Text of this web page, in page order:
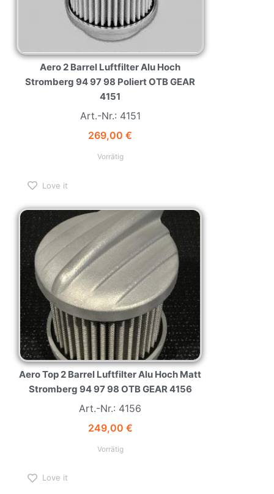
Aero 2 Barrel Luftfilter Alu Hoch
Stromberg 94 97 98 Poliert OTB GEAR
4151
Art.-Nr.: 4151
269,00 €
Vorrätig
Love it
Aero Top 2 Barrel Luftfilter Alu Hoch Matt
Stromberg 94 97 98 OTB GEAR 4156
Art.-Nr.: 4156
249,00 €
Vorrätig
Love it